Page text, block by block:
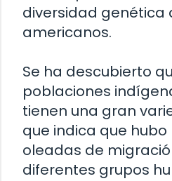
diversidad genética
americanos.
Se ha descubierto
poblaciones
tienen una gran
que indica que
oleadas de
diferentes grupos